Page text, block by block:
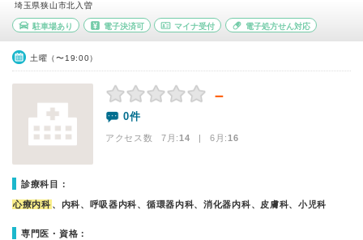
埼玉県狭山市北入曽
駐車場あり 電子決済可 マイナ受付 電子処方せん対応
土曜（〜19:00）
－
0件
アクセス数 7月:14 | 6月:16
診療科目：
心療内科 、内科、呼吸器内科、循環器内科、消化器内科、皮膚科、小児科
専門医・資格：